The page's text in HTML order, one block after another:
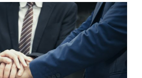
Eclesial
Artículos